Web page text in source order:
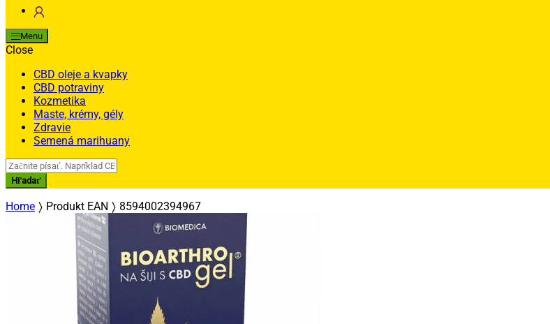
Menu
Close
CBD oleje a kvapky
CBD potraviny
Kozmetika
Maste, krémy, gély
Zdravie
Semená marihuany
Search
for:
Hľadať
Home Produkt EAN 8594002394967